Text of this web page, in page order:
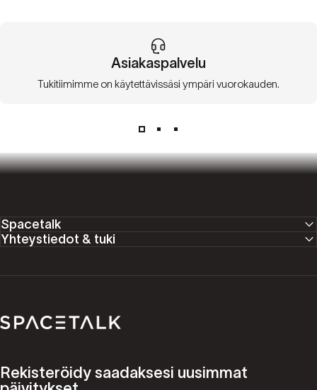
Asiakaspalvelu
Tukitiimimme on käytettävissäsi ympäri vuorokauden.
Spacetalk
Yhteystiedot & tuki
Spacetalk
Rekisteröidy saadaksesi uusimmat